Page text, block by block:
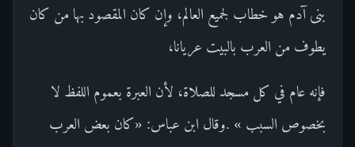
بنى آدم هو خطاب لجميع العالم، وإن كان المقصود بها من كان
يطوف من العرب بالبيت عريانا،
فإنه عام في كل مسجد للصلاة، لأن العبرة بعموم اللفظ لا
بخصوص السبب » .وقال ابن عباس: «كان بعض العرب